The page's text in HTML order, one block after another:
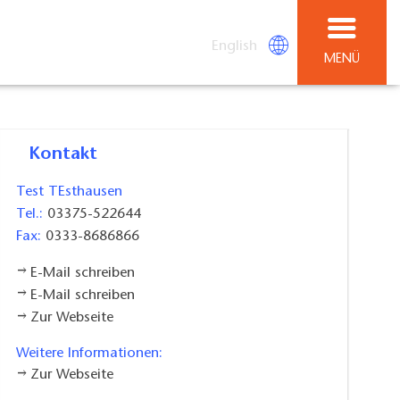
English
MENÜ
Kontakt
Test TEsthausen
Tel.: 03375-522644
Fax: 0333-8686866
E-Mail schreiben
E-Mail schreiben
Zur Webseite
Weitere Informationen:
Zur Webseite